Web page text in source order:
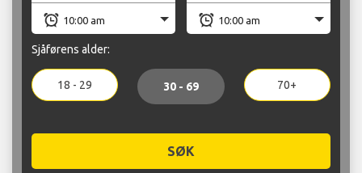
Sjåførens alder:
18 - 29 30 - 69 70+
SØK